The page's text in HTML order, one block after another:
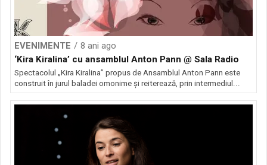
EVENIMENTE
8 ani ago
‘Kira Kiralina’ cu ansamblul Anton Pann @ Sala Radio
Spectacolul „Kira Kiralina” propus de Ansamblul Anton Pann este
construit în jurul baladei omonime și reiterează, prin intermediul...